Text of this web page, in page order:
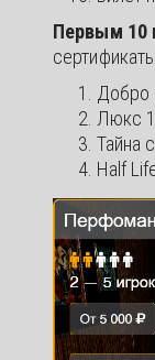
Первым 10
Добро
Люкс
Тайна
Half